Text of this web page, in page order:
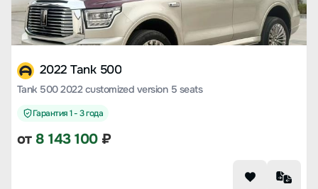
2022 Tank 500
Tank 500 2022 customized version 5 seats
Гарантия 1 - 3 года
от 8 143 100₽